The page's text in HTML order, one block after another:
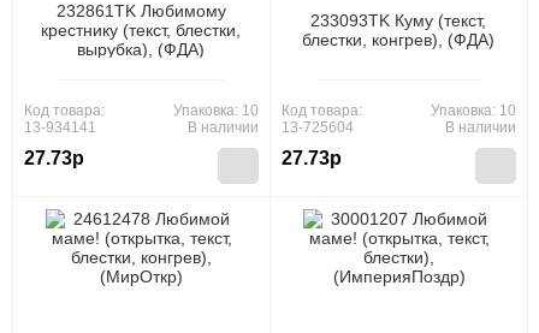
232861TK Любимому
крестнику (текст, блестки,
вырубка), (ФДА)
Код товара:
13-934141
27.73р
Упаковка: 10
В наличии
233093TK Куму (текст,
блестки, конгрев), (ФДА)
Код товара:
13-725604
27.73р
Упаковка: 10
В наличии